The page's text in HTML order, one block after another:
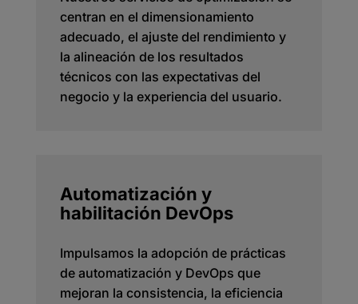
centran en el dimensionamiento
adecuado, el ajuste del rendimiento y
la alineación de los resultados
técnicos con las expectativas del
negocio y la experiencia del usuario.
Automatización y
habilitación DevOps
Impulsamos la adopción de prácticas
de automatización y DevOps que
mejoran la consistencia, la eficiencia